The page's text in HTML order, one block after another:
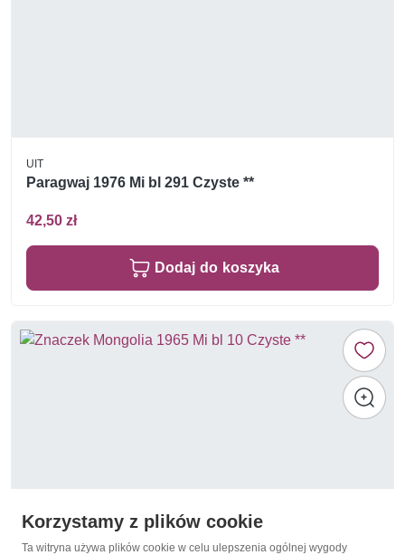
UIT
Paragwaj 1976 Mi bl 291 Czyste **
42,50 zł
Dodaj do koszyka
Korzystamy z plików cookie
Ta witryna używa plików cookie w celu ulepszenia ogólnej wygody